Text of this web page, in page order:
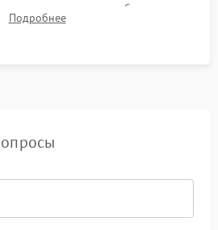
режима и стабильности
пиковой нагрузкой.
Подробнее